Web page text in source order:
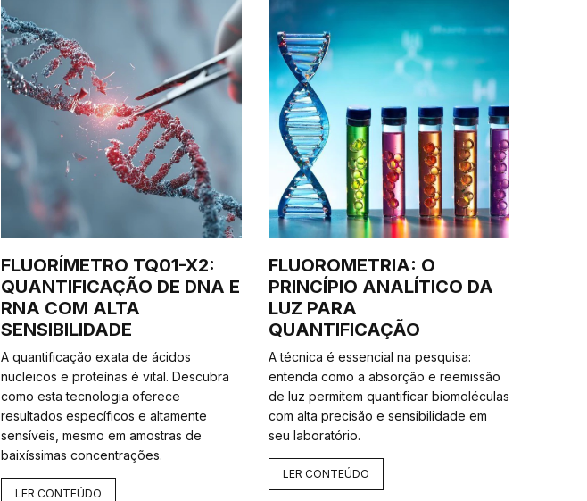
FLUORÍMETRO TQ01-X2:
QUANTIFICAÇÃO DE DNA E
RNA COM ALTA
SENSIBILIDADE
A quantificação exata de ácidos
nucleicos e proteínas é vital. Descubra
como esta tecnologia oferece
resultados específicos e altamente
sensíveis, mesmo em amostras de
baixíssimas concentrações.
LER CONTEÚDO
FLUOROMETRIA: O
PRINCÍPIO ANALÍTICO DA
LUZ PARA
QUANTIFICAÇÃO
A técnica é essencial na pesquisa:
entenda como a absorção e reemissão
de luz permitem quantificar biomoléculas
com alta precisão e sensibilidade em
seu laboratório.
LER CONTEÚDO